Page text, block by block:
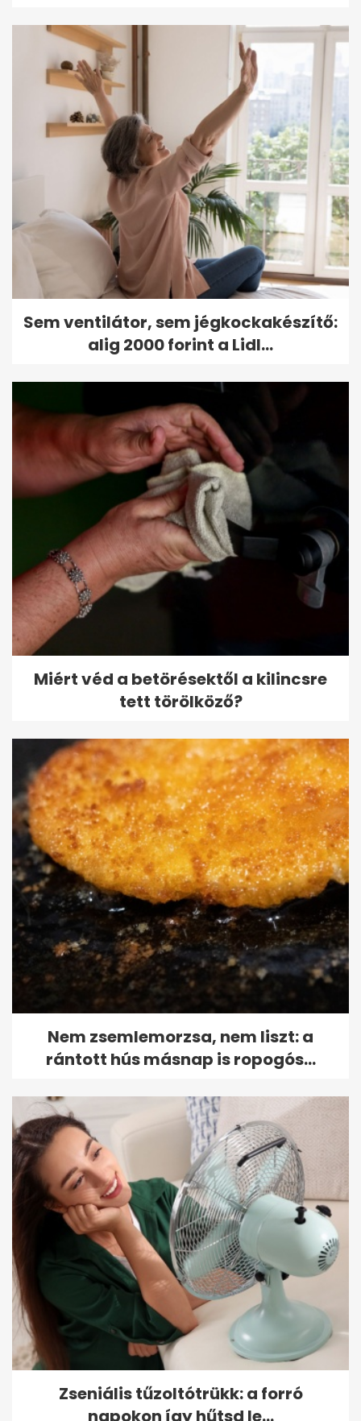
Sem ventilátor, sem jégkockakészítő:
alig 2000 forint a Lidl...
Miért véd a betörésektől a kilincsre
tett törölköző?
Nem zsemlemorzsa, nem liszt: a
rántott hús másnap is ropogós...
Zseniális tűzoltótrükk: a forró
napokon így hűtsd le...